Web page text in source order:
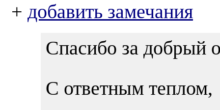
+ добавить замечания
Спасибо за добрый
С ответным теплом,